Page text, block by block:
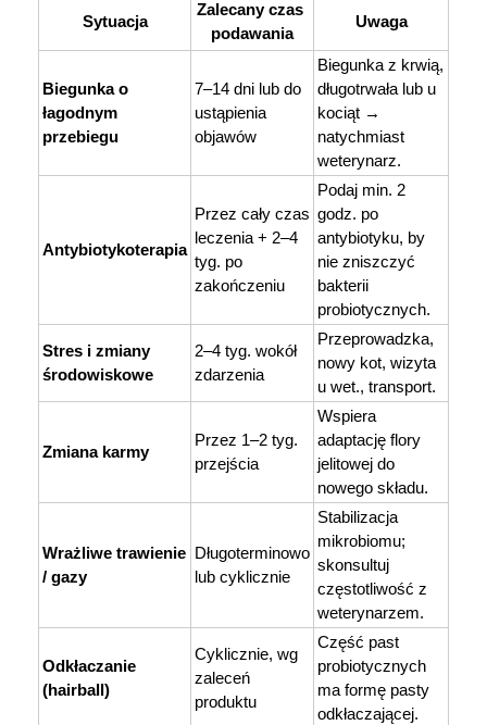
Sytuacja
Zalecany czas
podawania
Uwaga
Biegunka o
łagodnym
przebiegu
7–14 dni lub do
ustąpienia
objawów
Biegunka z krwią,
długotrwała lub u
kociąt →
natychmiast
weterynarz.
Antybiotykoterapia
Przez cały czas
leczenia + 2–4
tyg. po
zakończeniu
Podaj min. 2
godz. po
antybiotyku, by
nie zniszczyć
bakterii
probiotycznych.
Stres i zmiany
środowiskowe
2–4 tyg. wokół
zdarzenia
Przeprowadzka,
nowy kot, wizyta
u wet., transport.
Zmiana karmy
Przez 1–2 tyg.
przejścia
Wspiera
adaptację flory
jelitowej do
nowego składu.
Wrażliwe trawienie
/ gazy
Długoterminowo
lub cyklicznie
Stabilizacja
mikrobiomu;
skonsultuj
częstotliwość z
weterynarzem.
Odkłaczanie
(hairball)
Cyklicznie, wg
zaleceń
produktu
Część past
probiotycznych
ma formę pasty
odkłaczającej.